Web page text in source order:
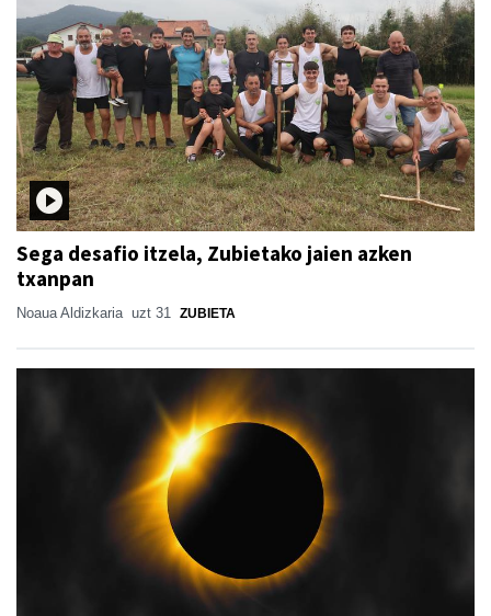
Sega desafio itzela, Zubietako jaien azken
txanpan
Noaua Aldizkaria uzt 31 ZUBIETA